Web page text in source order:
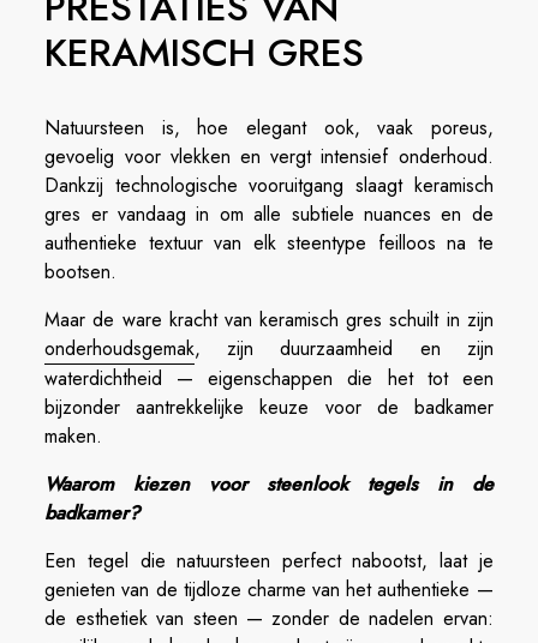
KERAMISCH GRES
Natuursteen is, hoe elegant ook, vaak poreus,
gevoelig voor vlekken en vergt intensief onderhoud.
Dankzij technologische vooruitgang slaagt keramisch
gres er vandaag in om alle subtiele nuances en de
authentieke textuur van elk steentype feilloos na te
bootsen.
Maar de ware kracht van keramisch gres schuilt in zijn
onderhoudsgemak, zijn duurzaamheid en zijn
waterdichtheid — eigenschappen die het tot een
bijzonder aantrekkelijke keuze voor de badkamer
maken.
Waarom kiezen voor steenlook tegels in de
badkamer?
Een tegel die natuursteen perfect nabootst, laat je
genieten van de tijdloze charme van het authentieke —
de esthetiek van steen — zonder de nadelen ervan: